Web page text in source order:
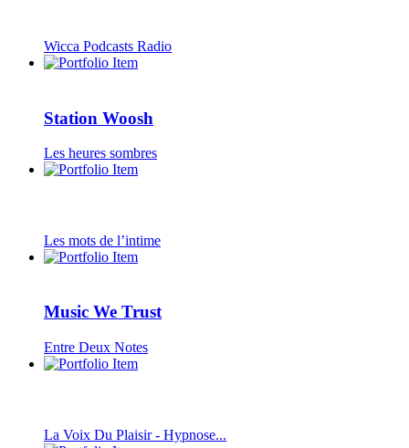
Wicca Podcasts Radio
Station Woosh
Les heures sombres
Les mots de l’intime
Music We Trust
Entre Deux Notes
La Voix Du Plaisir - Hypnose...